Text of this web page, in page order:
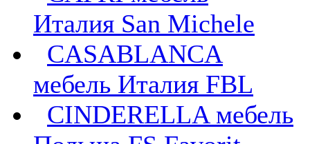
Италия San Michele
CASABLANCA
мебель Италия FBL
CINDERELLA мебель